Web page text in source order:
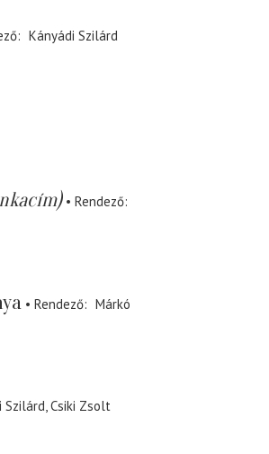
Kányádi Szilárd
Rendező
Rendező
Márkó
Szilárd Csiki Zsolt